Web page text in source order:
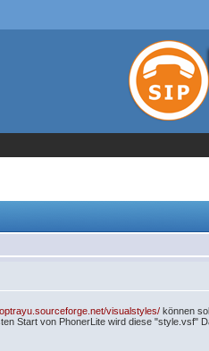
visualstyles/ können
Start von PhonerLite wird diese "style.vsf"